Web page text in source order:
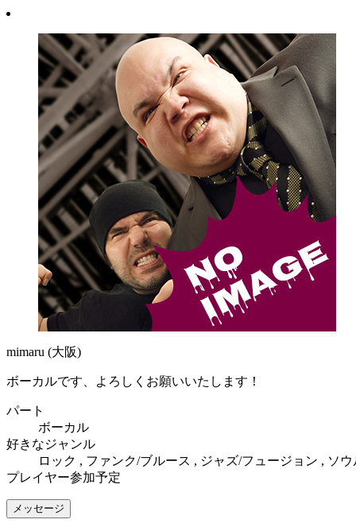
mimaru (大阪)
ボーカルです、よろしくお願いいたします！
パート
ボーカル
好きなジャンル
ロック , ファンク/ブルース , ジャズ/フュージョン , ソ
プレイヤー参加予定
メッセージ